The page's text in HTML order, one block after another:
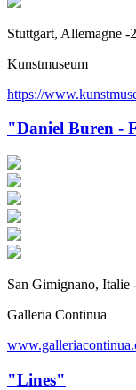
Stuttgart, Allemagne -
Kunstmuseum
https://
"Daniel Buren -
San Gimignano, Italie
Galleria Continua
"Lines"